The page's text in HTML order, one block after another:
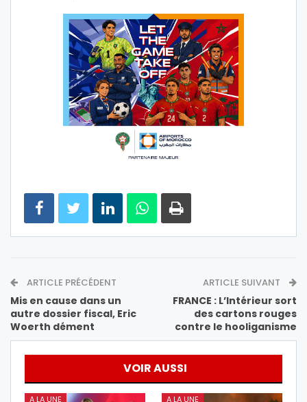
ARTICLE PRÉCÉDENT
Mis en cause dans un
autre dossier fiscal, Eric
Woerth dément
ARTICLE SUIVANT
FRANCE : L’Intérieur sort
des cartons rouges
contre le hooliganisme
VOIR AUSSI
A LA UNE A LA UNE